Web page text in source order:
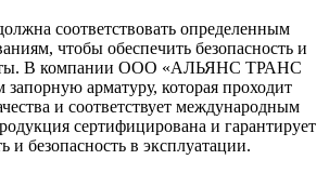
соответствовать определенным
чтобы обеспечить безопасность и
В компании ООО «АЛЬЯНС ТРАНС
арматуру, которая проходит
и соответствует международным
сертифицирована и гарантирует
и безопасность в эксплуатации.